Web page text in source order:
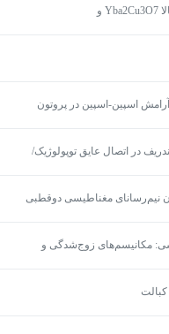
مقایسه فراماده تراهرتز بر پایه ابررسانای دمای بالا Yba2Cu3O7 و
اسپین-اسپین در پروتون
در اتصال عایق توپولوژیک/
مکانیسم‌های زوج‌شدگی و